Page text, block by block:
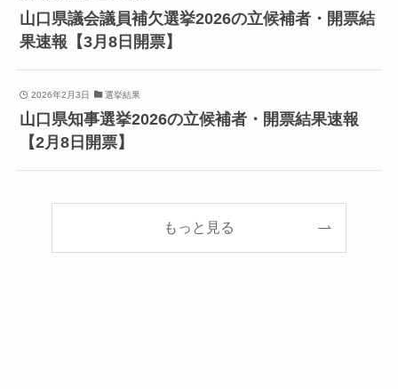
山口県議会議員補欠選挙2026の立候補者・開票結
果速報【3月8日開票】
2026年2月3日 選挙結果
山口県知事選挙2026の立候補者・開票結果速報
【2月8日開票】
もっと見る